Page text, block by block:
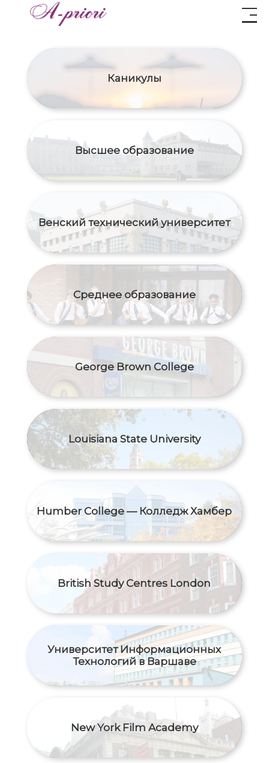
Каникулы
Высшее образование
Венский технический университет
Среднее образование
George Brown College
Louisiana State University
Humber College — Колледж Хамбер
British Study Centres London
Университет Информационных
Технологий в Варшаве
New York Film Academy